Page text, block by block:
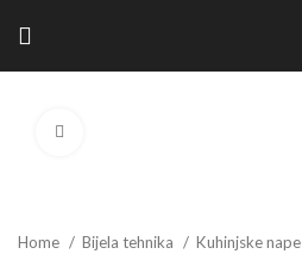
Home Bijela tehnika Kuhinjske nape